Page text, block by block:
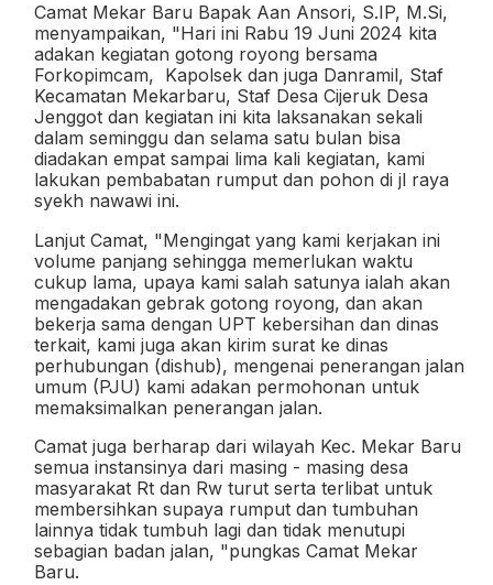
Camat Mekar Baru Bapak Aan Ansori, S.IP, M.Si,
menyampaikan, "Hari ini Rabu 19 Juni 2024 kita
adakan kegiatan gotong royong bersama
Forkopimcam, Kapolsek dan juga Danramil, Staf
Kecamatan Mekarbaru, Staf Desa Cijeruk Desa
Jenggot dan kegiatan ini kita laksanakan sekali
dalam seminggu dan selama satu bulan bisa
diadakan empat sampai lima kali kegiatan, kami
lakukan pembabatan rumput dan pohon di jl raya
syekh nawawi ini.
Lanjut Camat, "Mengingat yang kami kerjakan ini
volume panjang sehingga memerlukan waktu
cukup lama, upaya kami salah satunya ialah akan
mengadakan gebrak gotong royong, dan akan
bekerja sama dengan UPT kebersihan dan dinas
terkait, kami juga akan kirim surat ke dinas
perhubungan (dishub), mengenai penerangan jalan
umum (PJU) kami adakan permohonan untuk
memaksimalkan penerangan jalan.
Camat juga berharap dari wilayah Kec. Mekar Baru
semua instansinya dari masing - masing desa
masyarakat Rt dan Rw turut serta terlibat untuk
membersihkan supaya rumput dan tumbuhan
lainnya tidak tumbuh lagi dan tidak menutupi
sebagian badan jalan, "pungkas Camat Mekar
Baru.